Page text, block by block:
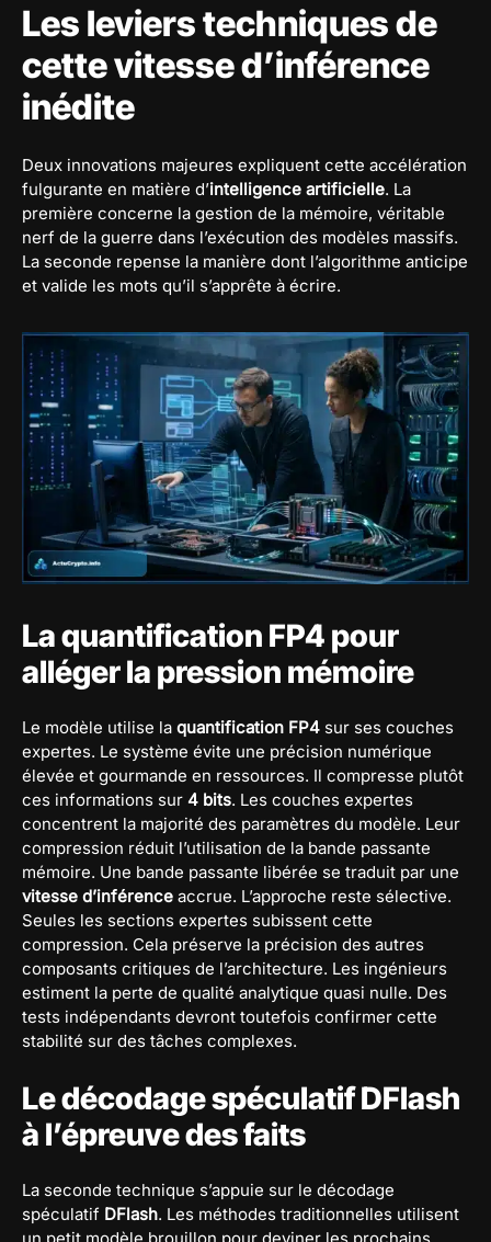
Les leviers techniques de
cette vitesse d’inférence
inédite
Deux innovations majeures expliquent cette accélération
fulgurante en matière d’intelligence artificielle. La
première concerne la gestion de la mémoire, véritable
nerf de la guerre dans l’exécution des modèles massifs.
La seconde repense la manière dont l’algorithme anticipe
et valide les mots qu’il s’apprête à écrire.
La quantification FP4 pour
alléger la pression mémoire
Le modèle utilise la quantification FP4 sur ses couches
expertes. Le système évite une précision numérique
élevée et gourmande en ressources. Il compresse plutôt
ces informations sur 4 bits. Les couches expertes
concentrent la majorité des paramètres du modèle. Leur
compression réduit l’utilisation de la bande passante
mémoire. Une bande passante libérée se traduit par une
vitesse d’inférence accrue. L’approche reste sélective.
Seules les sections expertes subissent cette
compression. Cela préserve la précision des autres
composants critiques de l’architecture. Les ingénieurs
estiment la perte de qualité analytique quasi nulle. Des
tests indépendants devront toutefois confirmer cette
stabilité sur des tâches complexes.
Le décodage spéculatif DFlash
à l’épreuve des faits
La seconde technique s’appuie sur le décodage
spéculatif DFlash. Les méthodes traditionnelles utilisent